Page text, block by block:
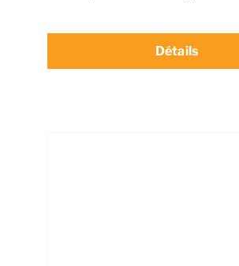
Détails